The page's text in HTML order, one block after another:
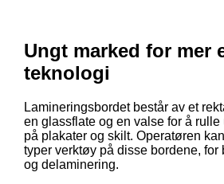
Ungt marked for mer
teknologi
Lamineringsbordet består av et
en glassflate og en valse for å
på plakater og skilt. Operatøren
typer verktøy på disse bordene, for
og delaminering.